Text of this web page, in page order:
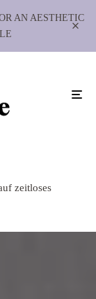
AN AESTHETIC
zeitloses